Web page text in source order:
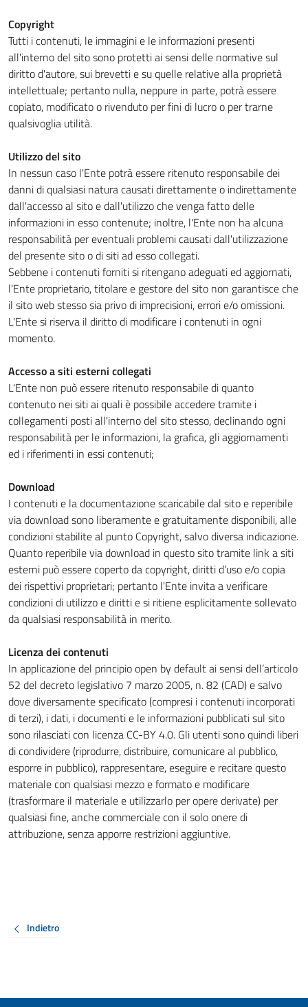
Copyright
Tutti i contenuti, le immagini e le informazioni presenti
all'interno del sito sono protetti ai sensi delle normative sul
diritto d'autore, sui brevetti e su quelle relative alla proprietà
intellettuale; pertanto nulla, neppure in parte, potrà essere
copiato, modificato o rivenduto per fini di lucro o per trarne
qualsivoglia utilità.
Utilizzo del sito
In nessun caso l'Ente potrà essere ritenuto responsabile dei
danni di qualsiasi natura causati direttamente o indirettamente
dall'accesso al sito e dall'utilizzo che venga fatto delle
informazioni in esso contenute; inoltre, l'Ente non ha alcuna
responsabilità per eventuali problemi causati dall'utilizzazione
del presente sito o di siti ad esso collegati.
Sebbene i contenuti forniti si ritengano adeguati ed aggiornati,
l'Ente proprietario, titolare e gestore del sito non garantisce che
il sito web stesso sia privo di imprecisioni, errori e/o omissioni.
L'Ente si riserva il diritto di modificare i contenuti in ogni
momento.
Accesso a siti esterni collegati
L'Ente non può essere ritenuto responsabile di quanto
contenuto nei siti ai quali è possibile accedere tramite i
collegamenti posti all'interno del sito stesso, declinando ogni
responsabilità per le informazioni, la grafica, gli aggiornamenti
ed i riferimenti in essi contenuti;
Download
I contenuti e la documentazione scaricabile dal sito e reperibile
via download sono liberamente e gratuitamente disponibili, alle
condizioni stabilite al punto Copyright, salvo diversa indicazione.
Quanto reperibile via download in questo sito tramite link a siti
esterni può essere coperto da copyright, diritti d’uso e/o copia
dei rispettivi proprietari; pertanto l'Ente invita a verificare
condizioni di utilizzo e diritti e si ritiene esplicitamente sollevato
da qualsiasi responsabilità in merito.
Licenza dei contenuti
In applicazione del principio open by default ai sensi dell’articolo
52 del decreto legislativo 7 marzo 2005, n. 82 (CAD) e salvo
dove diversamente specificato (compresi i contenuti incorporati
di terzi), i dati, i documenti e le informazioni pubblicati sul sito
sono rilasciati con licenza CC-BY 4.0. Gli utenti sono quindi liberi
di condividere (riprodurre, distribuire, comunicare al pubblico,
esporre in pubblico), rappresentare, eseguire e recitare questo
materiale con qualsiasi mezzo e formato e modificare
(trasformare il materiale e utilizzarlo per opere derivate) per
qualsiasi fine, anche commerciale con il solo onere di
attribuzione, senza apporre restrizioni aggiuntive.
Indietro